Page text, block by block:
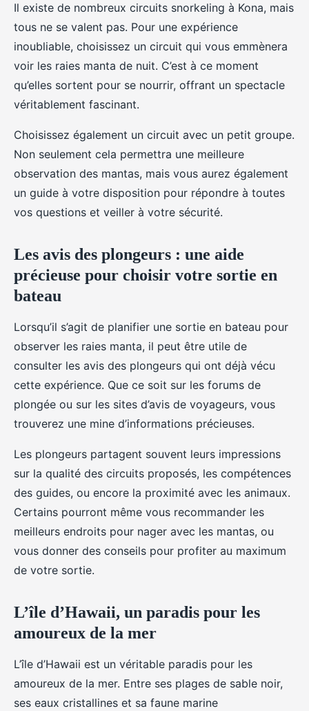
Il existe de nombreux circuits snorkeling à Kona, mais
tous ne se valent pas. Pour une expérience
inoubliable, choisissez un circuit qui vous emmènera
voir les raies manta de nuit. C’est à ce moment
qu’elles sortent pour se nourrir, offrant un spectacle
véritablement fascinant.
Choisissez également un circuit avec un petit groupe.
Non seulement cela permettra une meilleure
observation des mantas, mais vous aurez également
un guide à votre disposition pour répondre à toutes
vos questions et veiller à votre sécurité.
Les avis des plongeurs : une aide
précieuse pour choisir votre sortie en
bateau
Lorsqu’il s’agit de planifier une sortie en bateau pour
observer les raies manta, il peut être utile de
consulter les avis des plongeurs qui ont déjà vécu
cette expérience. Que ce soit sur les forums de
plongée ou sur les sites d’avis de voyageurs, vous
trouverez une mine d’informations précieuses.
Les plongeurs partagent souvent leurs impressions
sur la qualité des circuits proposés, les compétences
des guides, ou encore la proximité avec les animaux.
Certains pourront même vous recommander les
meilleurs endroits pour nager avec les mantas, ou
vous donner des conseils pour profiter au maximum
de votre sortie.
L’île d’Hawaii, un paradis pour les
amoureux de la mer
L’île d’Hawaii est un véritable paradis pour les
amoureux de la mer. Entre ses plages de sable noir,
ses eaux cristallines et sa faune marine